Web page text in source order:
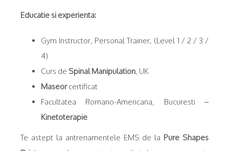
Educatie si experienta:
Gym Instructor, Personal Trainer, (Level 1 / 2 / 3 /
4)
Curs de Spinal Manipulation, UK
Maseorcertificat
Facultatea Romano-Americana, Bucuresti –
Kinetoterapie
Te astept la antrenamentele EMS de la Pure Shapes